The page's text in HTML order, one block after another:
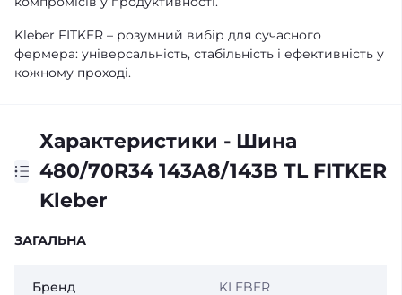
Kleber FITKER – розумний вибір для сучасного
фермера: універсальність, стабільність і ефективність у
кожному проході.
Характеристики - Шина
480/70R34 143A8/143B TL FITKER
Kleber
ЗАГАЛЬНА
Бренд KLEBER